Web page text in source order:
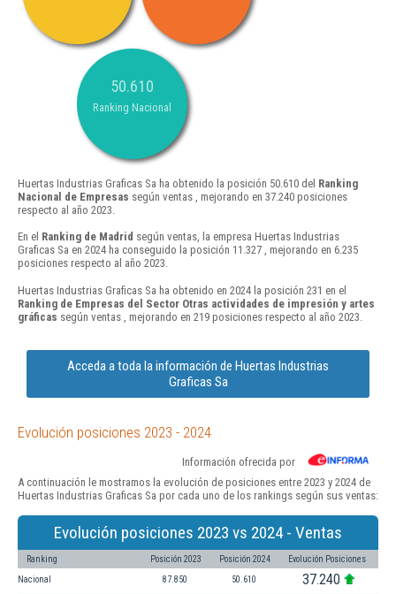
50.610
Ranking Nacional
Huertas Industrias Graficas Sa ha obtenido la posición 50.610 del Ranking
Nacional de Empresas según ventas , mejorando en 37.240 posiciones
respecto al año 2023.
En el Ranking de Madrid según ventas, la empresa Huertas Industrias
Graficas Sa en 2024 ha conseguido la posición 11.327 , mejorando en 6.235
posiciones respecto al año 2023.
Huertas Industrias Graficas Sa ha obtenido en 2024 la posición 231 en el
Ranking de Empresas del Sector Otras actividades de impresión y artes
gráficas según ventas , mejorando en 219 posiciones respecto al año 2023.
Acceda a toda la información de Huertas Industrias
Graficas Sa
Evolución posiciones 2023 - 2024
Información ofrecida por
A continuación le mostramos la evolución de posiciones entre 2023 y 2024 de
Huertas Industrias Graficas Sa por cada uno de los rankings según sus ventas:
Evolución posiciones 2023 vs 2024 - Ventas
Ranking Posición 2023 Posición 2024 Evolución Posiciones
Nacional 87.850 50.610 37.240